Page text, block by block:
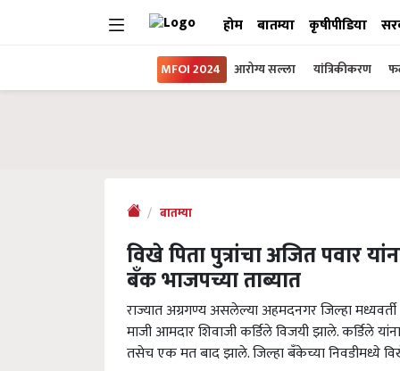
होम बातम्या कृषीपीडिया
MFOI 2024 आरोग्य सल्ला यांत्रिकीकरण
बातम्या
विखे पिता पुत्रांचा अजित पवार
बँक भाजपच्या ताब्यात
राज्यात अग्रगण्य असलेल्या अहमदनगर जिल्हा
माजी आमदार शिवाजी कर्डिले विजयी झाले. कर्डिले
तसेच एक मत बाद झाले. जिल्हा बँकेच्या निवडीमध्ये